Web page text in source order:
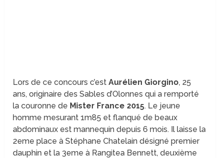
Lors de ce concours c’estAurélien Giorgino, 25
ans, originaire des Sables d’Olonnes qui a remporté
la couronne de Mister France 2015. Le jeune
homme mesurant 1m85 et flanqué de beaux
abdominaux est mannequin depuis 6 mois. Il laisse la
2eme place à Stéphane Chatelain désigné premier
dauphin et la 3eme à Rangitea Bennett, deuxième